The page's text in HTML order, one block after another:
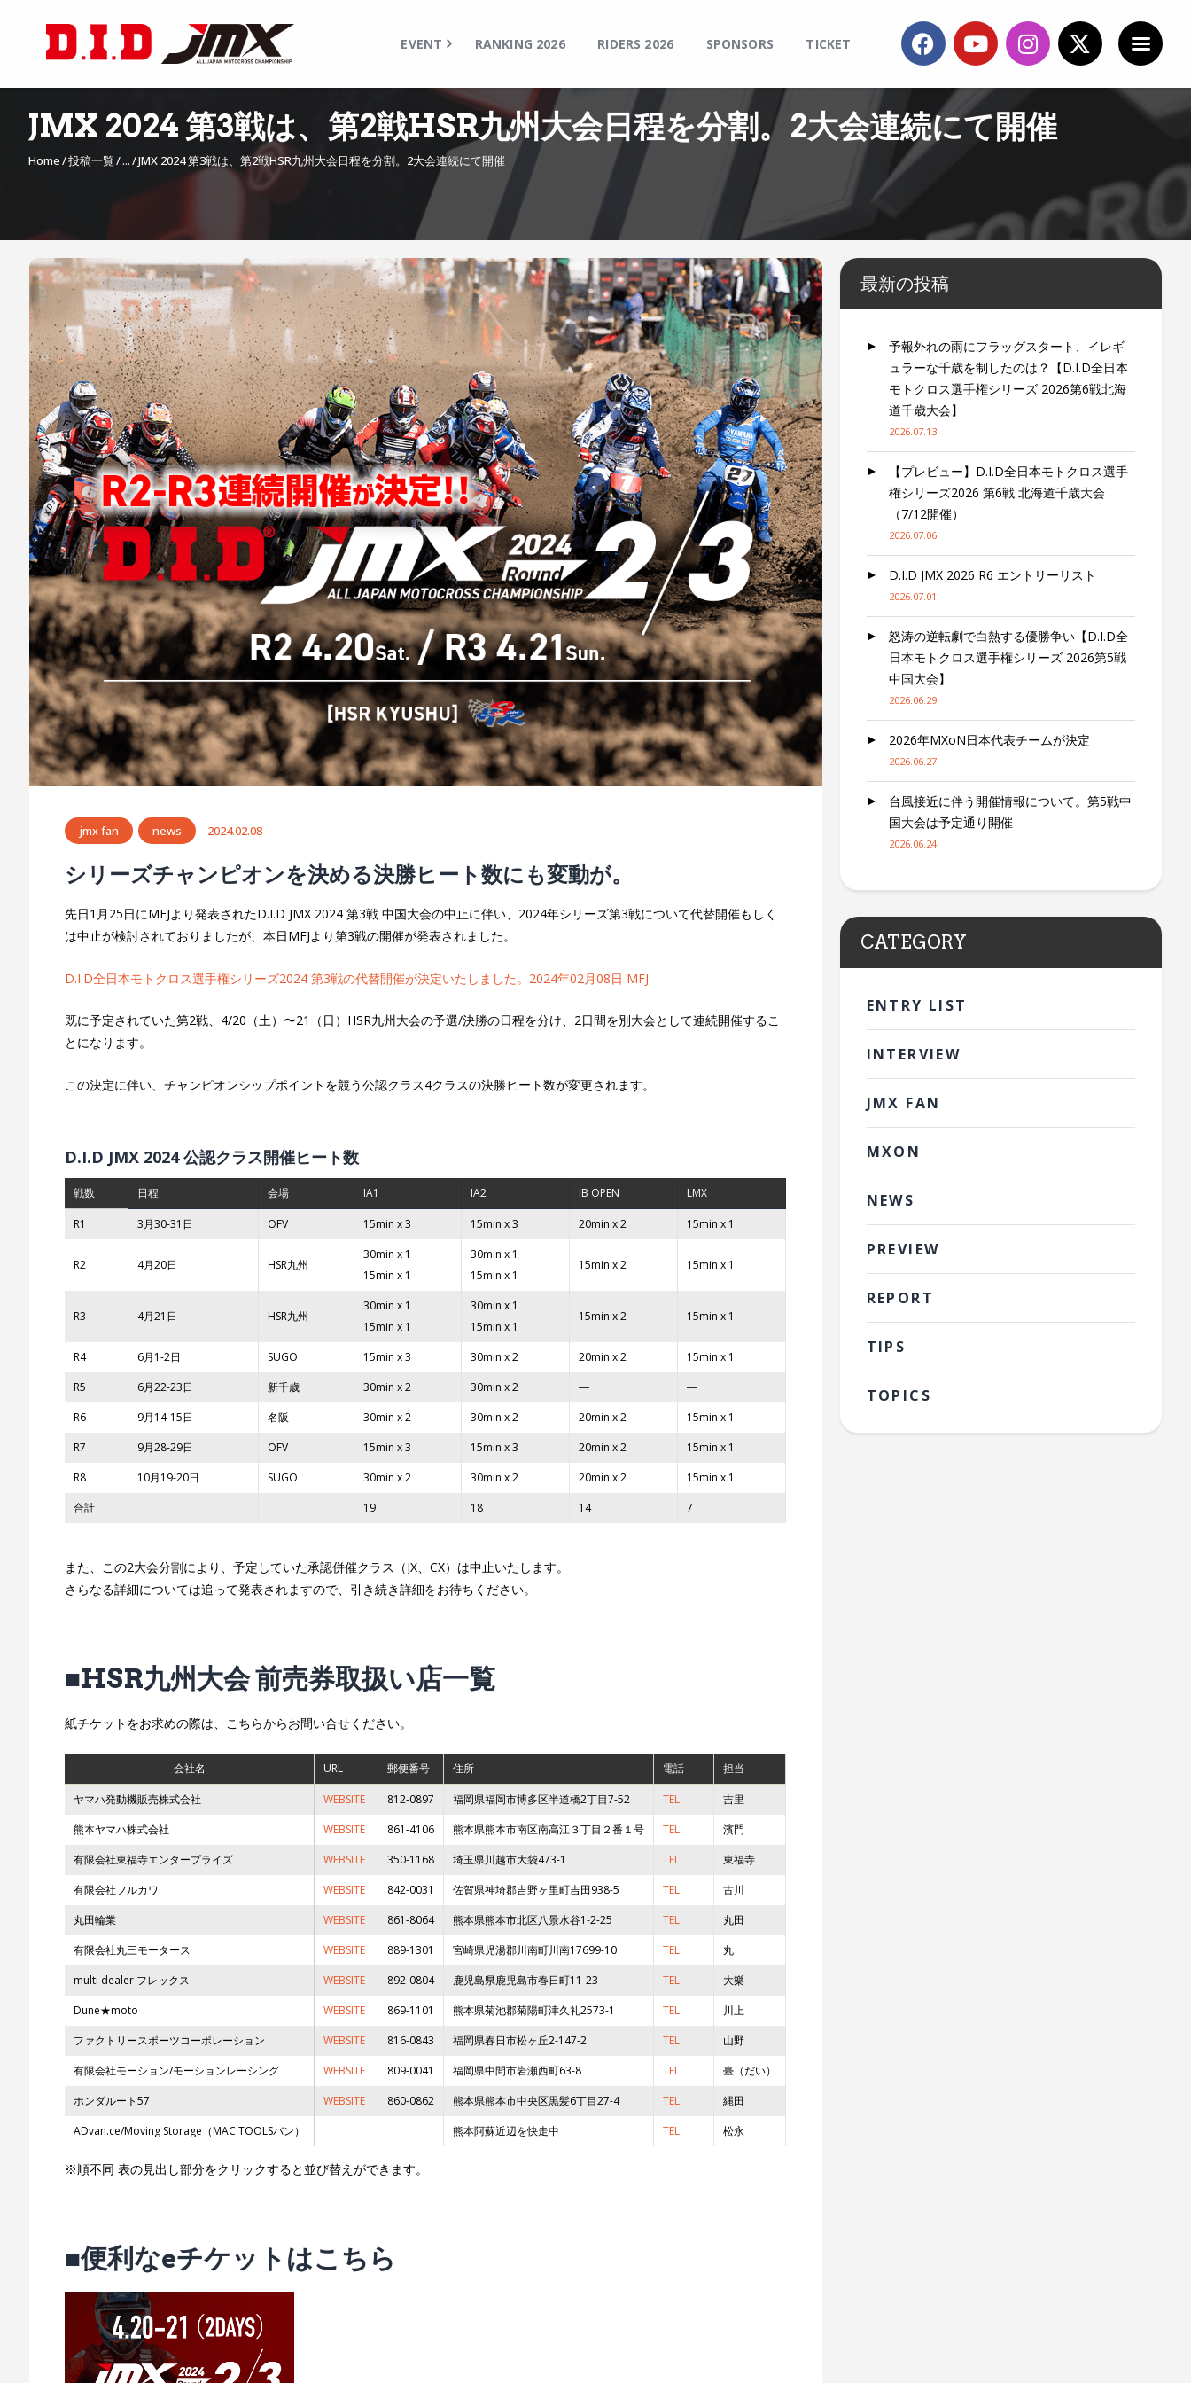
EVENT RANKING 2026 RIDERS 2026 SPONSORS TICKET
JMX 2024 第3戦は、第2戦HSR九州大会日程を分割。2大会連続にて開催
Home 投稿一覧 ... JMX 2024 第3戦は、第2戦HSR九州大会日程を分割。2大会連続にて開催
EVENT
RIDERS 2026
SPONSORS
TICKET
MSP Motosports Promotion TOP
jmx fan news 2024.02.08
シリーズチャンピオンを決める決勝ヒート数にも変動が。
先日1月25日にMFJより発表されたD.I.D JMX 2024 第3戦 中国大会の中止に伴い、2024年シリーズ第3戦について代替開催もしく
は中止が検討されておりましたが、本日MFJより第3戦の開催が発表されました。
D.I.D全日本モトクロス選手権シリーズ2024 第3戦の代替開催が決定いたしました。2024年02月08日 MFJ
既に予定されていた第2戦、4/20（土）〜21（日）HSR九州大会の予選/決勝の日程を分け、2日間を別大会として連続開催するこ
とになります。
この決定に伴い、チャンピオンシップポイントを競う公認クラス4クラスの決勝ヒート数が変更されます。
D.I.D JMX 2024 公認クラス開催ヒート数
戦数 日程 会場 IA1 IA2 IB OPEN LMX
R1 3月30-31日 OFV 15min x 3 15min x 3 20min x 2 15min x 1
R2 4月20日 HSR九州
30min x 1
15min x 1
30min x 1
15min x 1
15min x 2 15min x 1
R3 4月21日 HSR九州
30min x 1
15min x 1
30min x 1
15min x 1
15min x 2 15min x 1
R4 6月1-2日 SUGO 15min x 3 30min x 2 20min x 2
15min x 1
R5
6月22-23日 新千歳 30min x 2 30min x 2 ―
―
R6
9月14-15日 名阪 30min x 2 30min x 2 20min x 2
15min x 1
R7
9月28-29日 OFV 15min x 3 15min x 3 20min x 2
15min x 1
R8
10月19-20日 SUGO 30min x 2 30min x 2 20min x 2
15min x 1
合計
19 18 14 7
また、この2大会分割により、予定していた承認併催クラス（JX、CX）は中止いたします。
さらなる詳細については追って発表されますので、引き続き詳細をお待ちください。
■HSR九州大会 前売券取扱い店一覧
紙チケットをお求めの際は、こちらからお問い合せください。
会社名 URL 郵便番号 住所 電話 担当
ヤマハ発動機販売株式会社 WEBSITE 812-0897 福岡県福岡市博多区半道橋2丁目7-52 TEL
吉里
熊本ヤマハ株式会社
WEBSITE 861-4106 熊本県熊本市南区南高江３丁目２番１号 TEL
濱門
有限会社東福寺エンタープライズ
WEBSITE 350-1168 埼玉県川越市大袋473-1 TEL
東福寺
有限会社フルカワ
WEBSITE 842-0031 佐賀県神埼郡吉野ヶ里町吉田938-5 TEL
古川
丸田輪業
WEBSITE 861-8064 熊本県熊本市北区八景水谷1-2-25 TEL
丸田
有限会社丸三モータース
WEBSITE 889-1301 宮崎県児湯郡川南町川南17699-10 TEL
丸
multi dealer フレックス
WEBSITE 892-0804 鹿児島県鹿児島市春日町11-23 TEL
大樂
Dune★moto
WEBSITE 869-1101 熊本県菊池郡菊陽町津久礼2573-1 TEL
川上
ファクトリースポーツコーポレーション
WEBSITE 816-0843 福岡県春日市松ヶ丘2-147-2 TEL
山野
有限会社モーション/モーションレーシング
WEBSITE 809-0041 福岡県中間市岩瀬西町63-8 TEL
臺（だい）
ホンダルート57
WEBSITE 860-0862 熊本県熊本市中央区黒髪6丁目27-4 TEL
縄田
ADvan.ce/Moving Storage（MAC TOOLSバン）
熊本阿蘇近辺を快走中 TEL 松永
※順不同 表の見出し部分をクリックすると並び替えができます。
■便利なeチケットはこちら
投
稿
ナ
ビ
ゲ
ー
シ
ョ
ン
最新の投稿
予報外れの雨にフラッグスタート、イレギ
ュラーな千歳を制したのは？【D.I.D全日本
モトクロス選手権シリーズ 2026第6戦北海
道千歳大会】
2026.07.13
【プレビュー】D.I.D全日本モトクロス選手
権シリーズ2026 第6戦 北海道千歳大会
（7/12開催）
2026.07.06
D.I.D JMX 2026 R6 エントリーリスト
2026.07.01
怒涛の逆転劇で白熱する優勝争い【D.I.D全
日本モトクロス選手権シリーズ 2026第5戦
中国大会】
2026.06.29
2026年MXoN日本代表チームが決定
2026.06.27
台風接近に伴う開催情報について。第5戦中
国大会は予定通り開催
2026.06.24
CATEGORY
ENTRY LIST
INTERVIEW
JMX FAN
MXON
NEWS
PREVIEW
REPORT
TIPS
TOPICS